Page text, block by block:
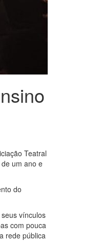
Teatral
um ano e
do
vínculos
com pouca
rede pública